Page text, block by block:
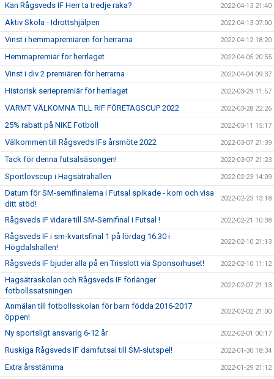
Kan Rågsveds IF Herr ta tredje raka? 2022-04-13 21:40
Aktiv Skola - Idrottshjälpen 2022-04-13 07:00
Vinst i hemmapremiären för herrarna 2022-04-12 18:20
Hemmapremiär för herrlaget 2022-04-05 20:55
Vinst i div 2 premiären för herrarna 2022-04-04 09:37
Historisk seriepremiär för herrlaget 2022-03-29 11:57
VARMT VÄLKOMNA TILL RIF FÖRETAGSCUP 2022 2022-03-28 22:26
25% rabatt på NIKE Fotboll 2022-03-11 15:17
Välkommen till Rågsveds IFs årsmöte 2022 2022-03-07 21:39
Tack för denna futsalsäsongen! 2022-03-07 21:23
Sportlovscup i Hagsätrahallen 2022-02-23 14:09
Datum för SM-semifinalerna i Futsal spikade - kom och visa
ditt stöd!
2022-02-23 13:18
Rågsveds IF vidare till SM-Semifinal i Futsal ! 2022-02-21 10:38
Rågsveds IF i sm-kvartsfinal 1 på lördag 16.30 i
Högdalshallen!
2022-02-10 21:13
Rågsveds IF bjuder alla på en Trisslott via Sponsorhuset! 2022-02-10 11:12
Hagsätraskolan och Rågsveds IF förlänger
fotbollssatsningen
2022-02-07 21:13
Anmälan till fotbollsskolan för barn födda 2016-2017
öppen!
2022-02-02 21:00
Ny sportsligt ansvarig 6-12 år 2022-02-01 00:17
Ruskiga Rågsveds IF damfutsal till SM-slutspel! 2022-01-30 18:34
Extra årsstämma 2022-01-29 21:12